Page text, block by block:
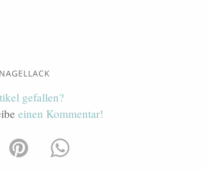
NAGELLACK
gefallen?
einen Kommentar!